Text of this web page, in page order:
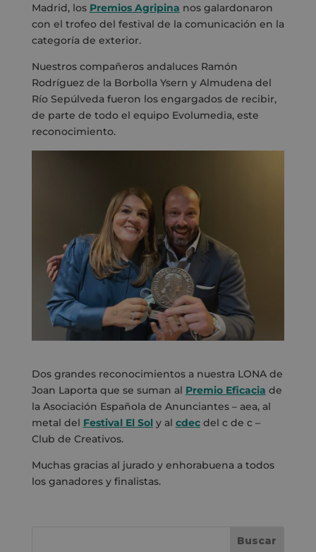
Madrid, los Premios Agripina nos galardonaron
con el trofeo del festival de la comunicación en la
categoría de exterior.
Nuestros compañeros andaluces Ramón
Rodríguez de la Borbolla Ysern y Almudena del
Río Sepúlveda fueron los engargados de recibir,
de parte de todo el equipo Evolumedia, este
reconocimiento.
Dos grandes reconocimientos a nuestra LONA de
Joan Laporta que se suman al Premio Eficacia de
la Asociación Española de Anunciantes – aea, al
metal del Festival El Soly al cdecdel c de c –
Club de Creativos.
Muchas gracias al jurado y enhorabuena a todos
los ganadores y finalistas.